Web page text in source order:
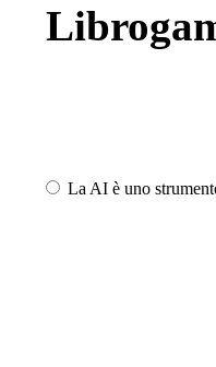
La AI è uno